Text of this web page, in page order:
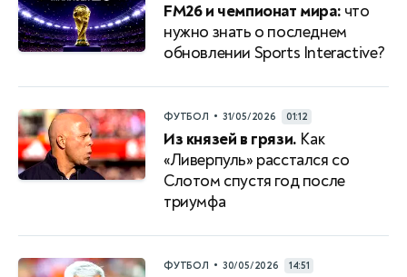
FM26 и чемпионат мира: что
нужно знать о последнем
обновлении Sports Interactive?
ФУТБОЛ • 31/05/2026 01:12
Из князей в грязи. Как
«Ливерпуль» расстался со
Слотом спустя год после
триумфа
ФУТБОЛ • 30/05/2026 14:51